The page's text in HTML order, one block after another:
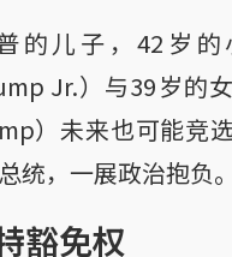
的儿子，42岁的
Jr.）与39岁的
）未来也可能竞
统，一展政治抱负。
豁免权